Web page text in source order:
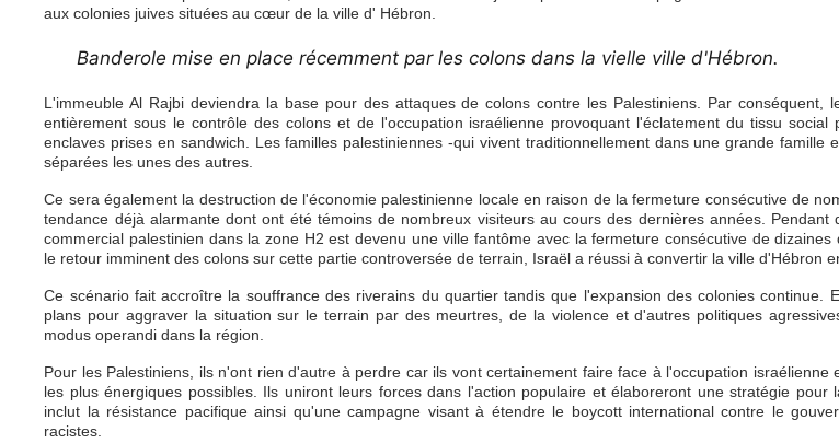
aux colonies juives situées au cœur de la ville d' Hébron.
Banderole mise en place récemmentpar les colons dans la vielle villed'Hébron.
L'immeuble Al Rajbi deviendra la base pour des attaques de colons contre les Palestiniens. Par conséquent,
entièrement sous le contrôle des colons et de l'occupation israélienne provoquant l'éclatement du tissu social
enclaves prises en sandwich. Les familles palestiniennes -qui vivent traditionnellement dans une grande famille
séparées les unes des autres.
Ce sera également la destruction de l'économie palestinienne locale en raison de la fermeture consécutive de
tendance déjà alarmante dont ont été témoinsde nombreux visiteurs au cours des dernières années. Pendant
commercial palestinien dans la zone H2 est devenu une ville fantôme avec la fermeture consécutive de dizaines
le retour imminent des colons sur cette partie controversée de terrain, Israël a réussi à convertir la ville d'Hébron
Ce scénario fait accroître la souffrance des riverains du quartier tandis que l'expansion des colonies continue.
plans pour aggraver la situation sur le terrain par des meurtres, de la violence et d'autres politiques
modus operandi dans la région.
Pour les Palestiniens, ils n'ont rien d'autre à perdre car ils vont certainement faire face à l'occupation israélienne
les plus énergiques possibles. Ils uniront leurs forces dans l'action populaire et élaboreront une stratégie pour
inclut la résistance pacifique ainsi qu'une campagne visant à étendre le boycott international contre le
racistes.